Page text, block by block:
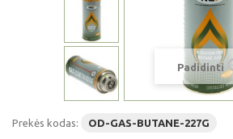
Padidinti
Prekės kodas: OD-GAS-BUTANE-227G